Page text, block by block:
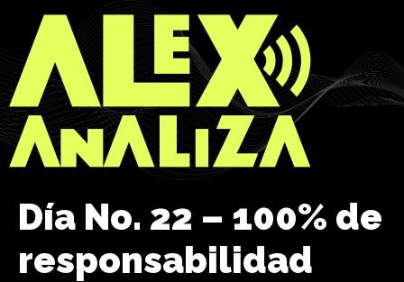
Día No. 22 – 100% de
responsabilidad